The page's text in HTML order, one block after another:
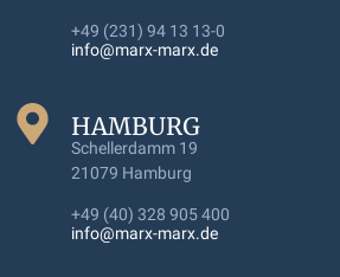
+49 (231) 94 13 13-0
info@marx-marx.de
HAMBURG
Schellerdamm 19
21079 Hamburg
+49 (40) 328 905 400
info@marx-marx.de